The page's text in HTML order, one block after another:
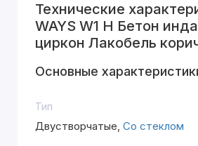
Технические
WAYS W1 H Бетон
циркон Лакобель
Основные
Тип
Двустворчатые, Со стеклом